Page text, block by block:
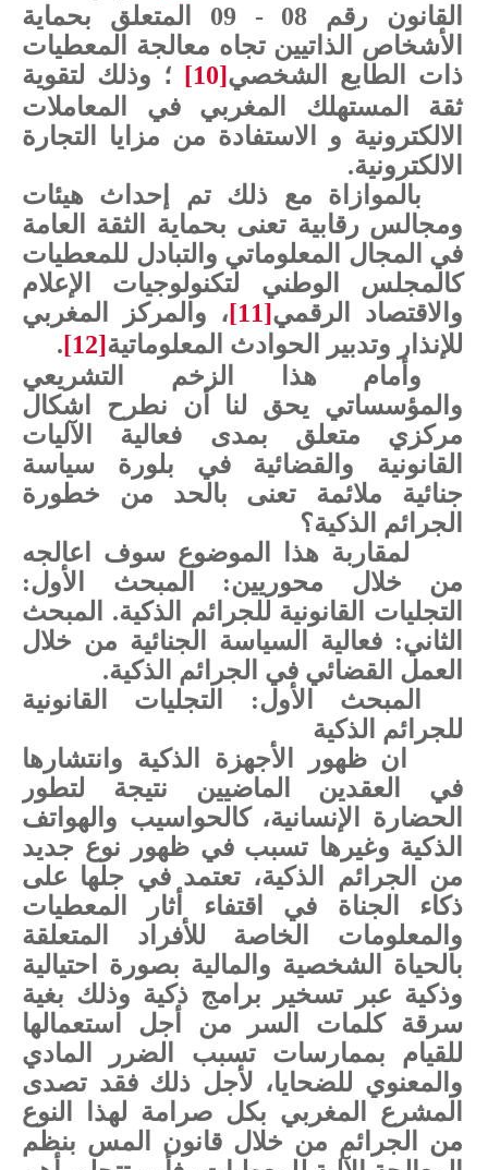
القانون رقم 08 - 09 المتعلق بحماية
الأشخاص الذاتيين تجاه معالجة المعطيات
ذات الطابع الشخصي[10] ؛ وذلك لتقوية
ثقة المستهلك المغربي في المعاملات
الالكترونية و الاستفادة من مزايا التجارة
الالكترونية.
بالموازاة مع ذلك تم إحداث هيئات
ومجالس رقابية تعنى بحماية الثقة العامة
في المجال المعلوماتي والتبادل للمعطيات
كالمجلس الوطني لتكنولوجيات الإعلام
والاقتصاد الرقمي[11]، والمركز المغربي
للإنذار وتدبير الحوادث المعلوماتية[12]
.
وأمام هذا الزخم التشريعي
والمؤسساتي يحق لنا أن نطرح اشكال
مركزي متعلق بمدى فعالية الآليات
القانونية والقضائية في بلورة سياسة
جنائية ملائمة تعنى بالحد من خطورة
الجرائم الذكية؟
لمقاربة هذا الموضوع سوف اعالجه
من خلال محوريين: المبحث الأول:
التجليات القانونية للجرائم الذكية. المبحث
الثاني: فعالية السياسة الجنائية من خلال
العمل القضائي في الجرائم الذكية.
المبحث الأول: التجليات القانونية
للجرائم الذكية
ان ظهور الأجهزة الذكية وانتشارها
في العقدين الماضيين نتيجة لتطور
الحضارة
الإنسانية، كالحواسيب والهواتف
الذكية وغيرها تسبب في ظهور نوع جديد
من الجرائم الذكية، تعتمد في جلها على
ذكاء الجناة في اقتفاء أثار المعطيات
والمعلومات الخاصة للأفراد المتعلقة
بالحياة الشخصية والمالية بصورة احتيالية
وذكية عبر تسخير برامج ذكية وذلك بغية
سرقة كلمات السر من أجل استعمالها
للقيام بممارسات تسبب الضرر المادي
والمعنوي للضحايا، لأجل ذلك فقد تصدى
المشرع المغربي بكل صرامة لهذا النوع
من الجرائم من خلال قانون المس بنظم